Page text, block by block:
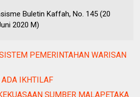
Buletin Kaffah, No. 145 (20
2020 M)
PEMERINTAHAN WARISAN
IKHTILAF
SUMBER MALAPETAKA